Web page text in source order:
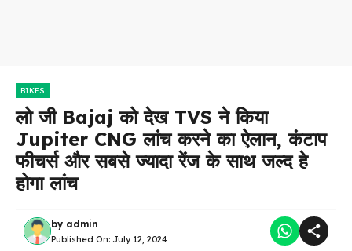
BIKES
लो जी Bajaj को देख TVS ने किया
Jupiter CNG लांच करने का ऐलान, कंटाप
फीचर्स और सबसे ज्यादा रेंज के साथ जल्द हे
होगा लांच
by admin
Published On: July 12, 2024